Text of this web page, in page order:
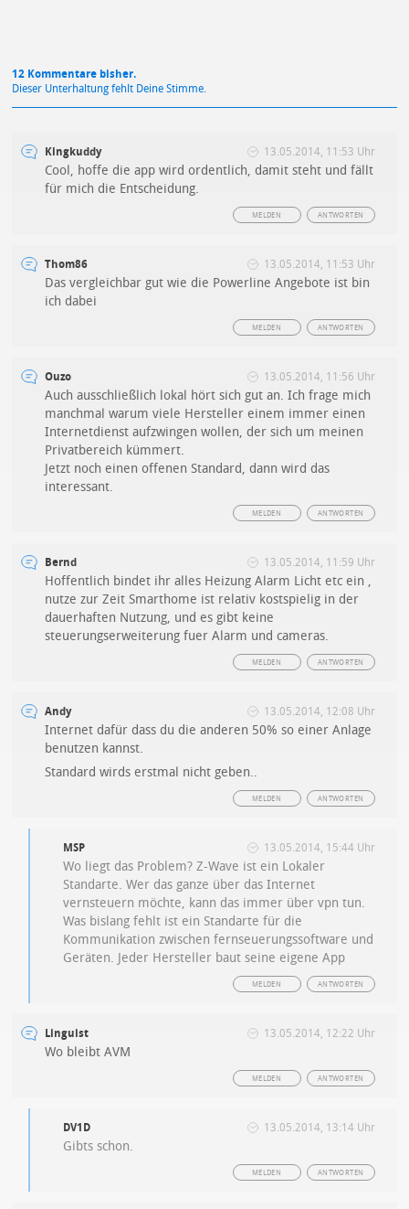
12 Kommentare bisher.
Dieser Unterhaltung fehlt Deine Stimme.
Kingkuddy 13.05.2014, 11:53 Uhr
Cool, hoffe die app wird ordentlich, damit steht und fällt
für mich die Entscheidung.
ANTWORTEN
MELDEN
Thom86 13.05.2014, 11:53 Uhr
Das vergleichbar gut wie die Powerline Angebote ist bin
ich dabei
ANTWORTEN
MELDEN
Ouzo 13.05.2014, 11:56 Uhr
Auch ausschließlich lokal hört sich gut an. Ich frage mich
manchmal warum viele Hersteller einem immer einen
Internetdienst aufzwingen wollen, der sich um meinen
Privatbereich kümmert.
Jetzt noch einen offenen Standard, dann wird das
interessant.
ANTWORTEN
MELDEN
Bernd 13.05.2014, 11:59 Uhr
Hoffentlich bindet ihr alles Heizung Alarm Licht etc ein ,
nutze zur Zeit Smarthome ist relativ kostspielig in der
dauerhaften Nutzung, und es gibt keine
steuerungserweiterung fuer Alarm und cameras.
ANTWORTEN
MELDEN
Andy 13.05.2014, 12:08 Uhr
Internet dafür dass du die anderen 50% so einer Anlage
benutzen kannst.
Standard wirds erstmal nicht geben..
ANTWORTEN
MELDEN
MSP 13.05.2014, 15:44 Uhr
Wo liegt das Problem? Z-Wave ist ein Lokaler
Standarte. Wer das ganze über das Internet
vernsteuern möchte, kann das immer über vpn tun.
Was bislang fehlt ist ein Standarte für die
Kommunikation zwischen fernseuerungssoftware und
Geräten. Jeder Hersteller baut seine eigene App
ANTWORTEN
MELDEN
Linguist 13.05.2014, 12:22 Uhr
Wo bleibt AVM
ANTWORTEN
MELDEN
DV1D 13.05.2014, 13:14 Uhr
Gibts schon.
ANTWORTEN
MELDEN